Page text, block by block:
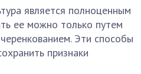
является полноценным
ее можно только путем
Эти способы
признаки